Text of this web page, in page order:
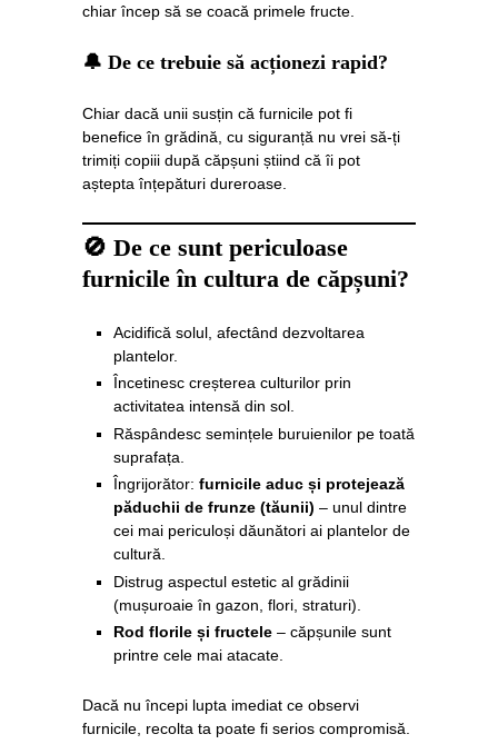
chiar încep să se coacă primele fructe.
🔔 De ce trebuie să acționezi rapid?
Chiar dacă unii susțin că furnicile pot fi
benefice în grădină, cu siguranță nu vrei să-ți
trimiți copiii după căpșuni știind că îi pot
aștepta înțepături dureroase.
🚫 De ce sunt periculoase
furnicile în cultura de căpșuni?
Acidifică solul, afectând dezvoltarea
plantelor.
Încetinesc creșterea culturilor prin
activitatea intensă din sol.
Răspândesc semințele buruienilor pe toată
suprafața.
Îngrijorător: furnicile aduc și protejează
păduchii de frunze (tăunii) – unul dintre
cei mai periculoși dăunători ai plantelor de
cultură.
Distrug aspectul estetic al grădinii
(mușuroaie în gazon, flori, straturi).
Rod florile și fructele – căpșunile sunt
printre cele mai atacate.
Dacă nu începi lupta imediat ce observi
furnicile, recolta ta poate fi serios compromisă.